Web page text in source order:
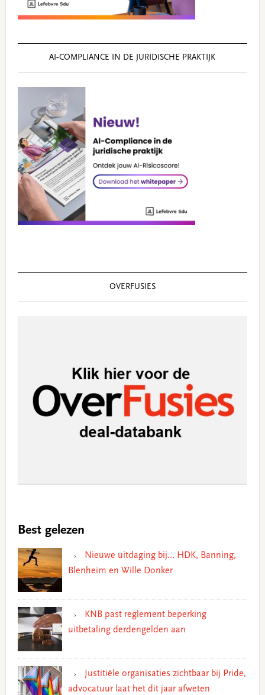
AI‑COMPLIANCE IN DE JURIDISCHE PRAKTIJK
OVERFUSIES
Best gelezen
Nieuwe uitdaging bij… HDK, Banning,
Blenheim en Wille Donker
KNB past reglement beperking
uitbetaling derdengelden aan
Justitiële organisaties zichtbaar bij Pride,
advocatuur laat het dit jaar afweten